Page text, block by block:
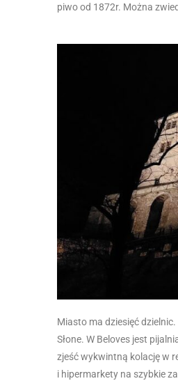
piwo od 1872r. Można
Miasto ma dziesięć
Słone. W Beloves jest
zjeść wykwintną kolację w
i hipermarkety na szybkie